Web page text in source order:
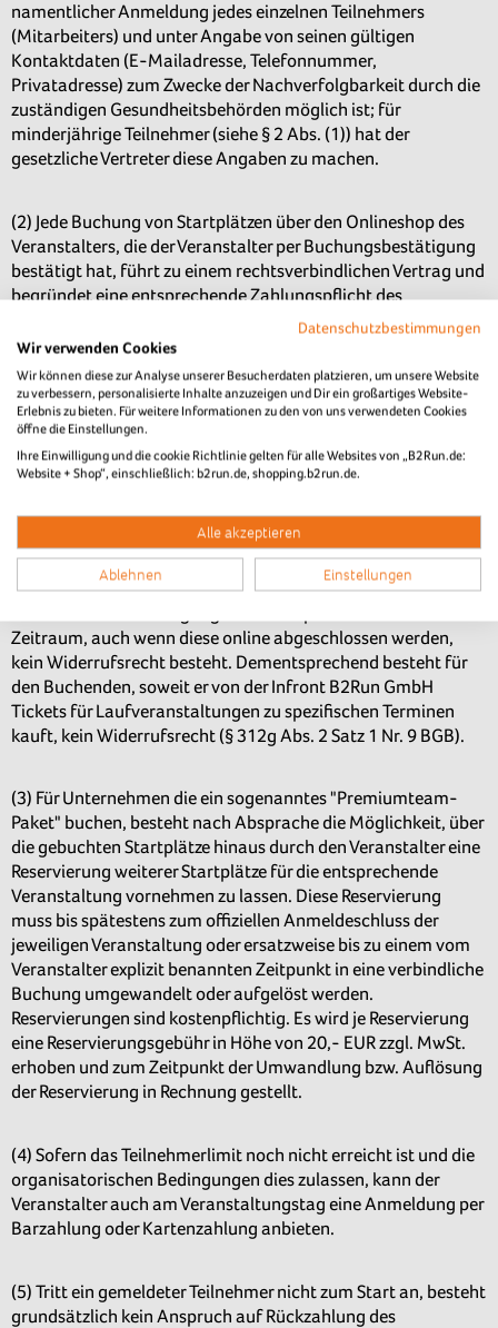
namentlicher Anmeldung jedes einzelnen Teilnehmers
(Mitarbeiters) und unter Angabe von seinen gültigen
Kontaktdaten (E-Mailadresse, Telefonnummer,
Privatadresse) zum Zwecke der Nachverfolgbarkeit durch die
zuständigen Gesundheitsbehörden möglich ist; für
minderjährige Teilnehmer (siehe § 2 Abs. (1)) hat der
gesetzliche Vertreter diese Angaben zu machen.
(2) Jede Buchung von Startplätzen über den Onlineshop des
Veranstalters, die der Veranstalter per Buchungsbestätigung
bestätigt hat, führt zu einem rechtsverbindlichen Vertrag und
begründet eine entsprechende Zahlungspflicht des
Buchenden. Die jeweilige Teilnehmergebühr wird vom
Veranstalter per Rechnung erhoben und ist innerhalb der
jeweiligen Frist zu bezahlen. Zahlungen können dabei mit
befreiender Wirkung auf die genannten Bankverbindungen
des Veranstalters erfolgen oder der Betrag wird mittels
Kreditkartenzahlung eingezogen. Mit der verbindlichen
Buchung wird der elektronischen Rechnungsübermittlung
über einen dritten Anbieter (maxfunsports GmbH, Handelskai
388 / Büro 531, 1020 Wien, Österreich), den der Veranstalter
dazu beauftragt hat. Der Veranstalter weist darauf hin, dass
für Verträge über Dienstleistungen im Zusammenhang mit
Zeitraum, auch wenn diese online abgeschlossen werden,
kein Widerrufsrecht besteht. Dementsprechend besteht für
den Buchenden, soweit er von der Infront B2Run GmbH
Tickets für Laufveranstaltungen zu spezifischen Terminen
kauft, kein Widerrufsrecht (§ 312g Abs. 2 Satz 1 Nr. 9 BGB).
(3) Für Unternehmen die ein sogenanntes "Premiumteam-
Paket" buchen, besteht nach Absprache die Möglichkeit, über
die gebuchten Startplätze hinaus durch den Veranstalter eine
Reservierung weiterer Startplätze für die entsprechende
Veranstaltung vornehmen zu lassen. Diese Reservierung
muss bis spätestens zum offiziellen Anmeldeschluss der
jeweiligen Veranstaltung oder ersatzweise bis zu einem vom
Veranstalter explizit benannten Zeitpunkt in eine verbindliche
Buchung umgewandelt oder aufgelöst werden.
Reservierungen sind kostenpflichtig. Es wird je Reservierung
eine Reservierungsgebühr in Höhe von 20,- EUR zzgl. MwSt.
erhoben und zum Zeitpunkt der Umwandlung bzw. Auflösung
der Reservierung in Rechnung gestellt.
(4) Sofern das Teilnehmerlimit noch nicht erreicht ist und die
organisatorischen Bedingungen dies zulassen, kann der
Veranstalter auch am Veranstaltungstag eine Anmeldung per
Barzahlung oder Kartenzahlung anbieten.
(5) Tritt ein gemeldeter Teilnehmer nicht zum Start an, besteht
grundsätzlich kein Anspruch auf Rückzahlung des
Datenschutzbestimmungen
Wir verwenden Cookies
Wir können diese zur Analyse unserer Besucherdaten platzieren, um unsere Website
zu verbessern, personalisierte Inhalte anzuzeigen und Dir ein großartiges Website-
Erlebnis zu bieten. Für weitere Informationen zu den von uns verwendeten Cookies
öffne die Einstellungen.
Ihre Einwilligung und die cookie Richtlinie gelten für alle Websites von „B2Run.de:
Website + Shop“, einschließlich: b2run.de, shopping.b2run.de.
Alle akzeptieren
Ablehnen Einstellungen